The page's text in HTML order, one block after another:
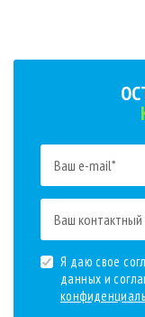
Я даю свое
данных и